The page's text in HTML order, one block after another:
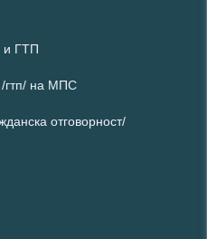
и ГТП
/гтп/ на МПС
отговорност/